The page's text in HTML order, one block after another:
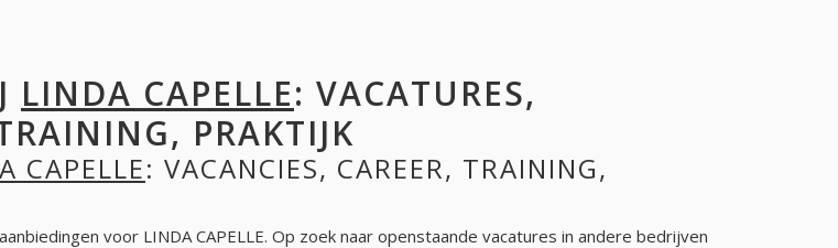
LINDA CAPELLE: VACATURES,
PRAKTIJK
CAPELLE: VACANCIES, CAREER, TRAINING,
voor LINDA CAPELLE. Op zoek naar openstaande vacatures in andere bedrijven